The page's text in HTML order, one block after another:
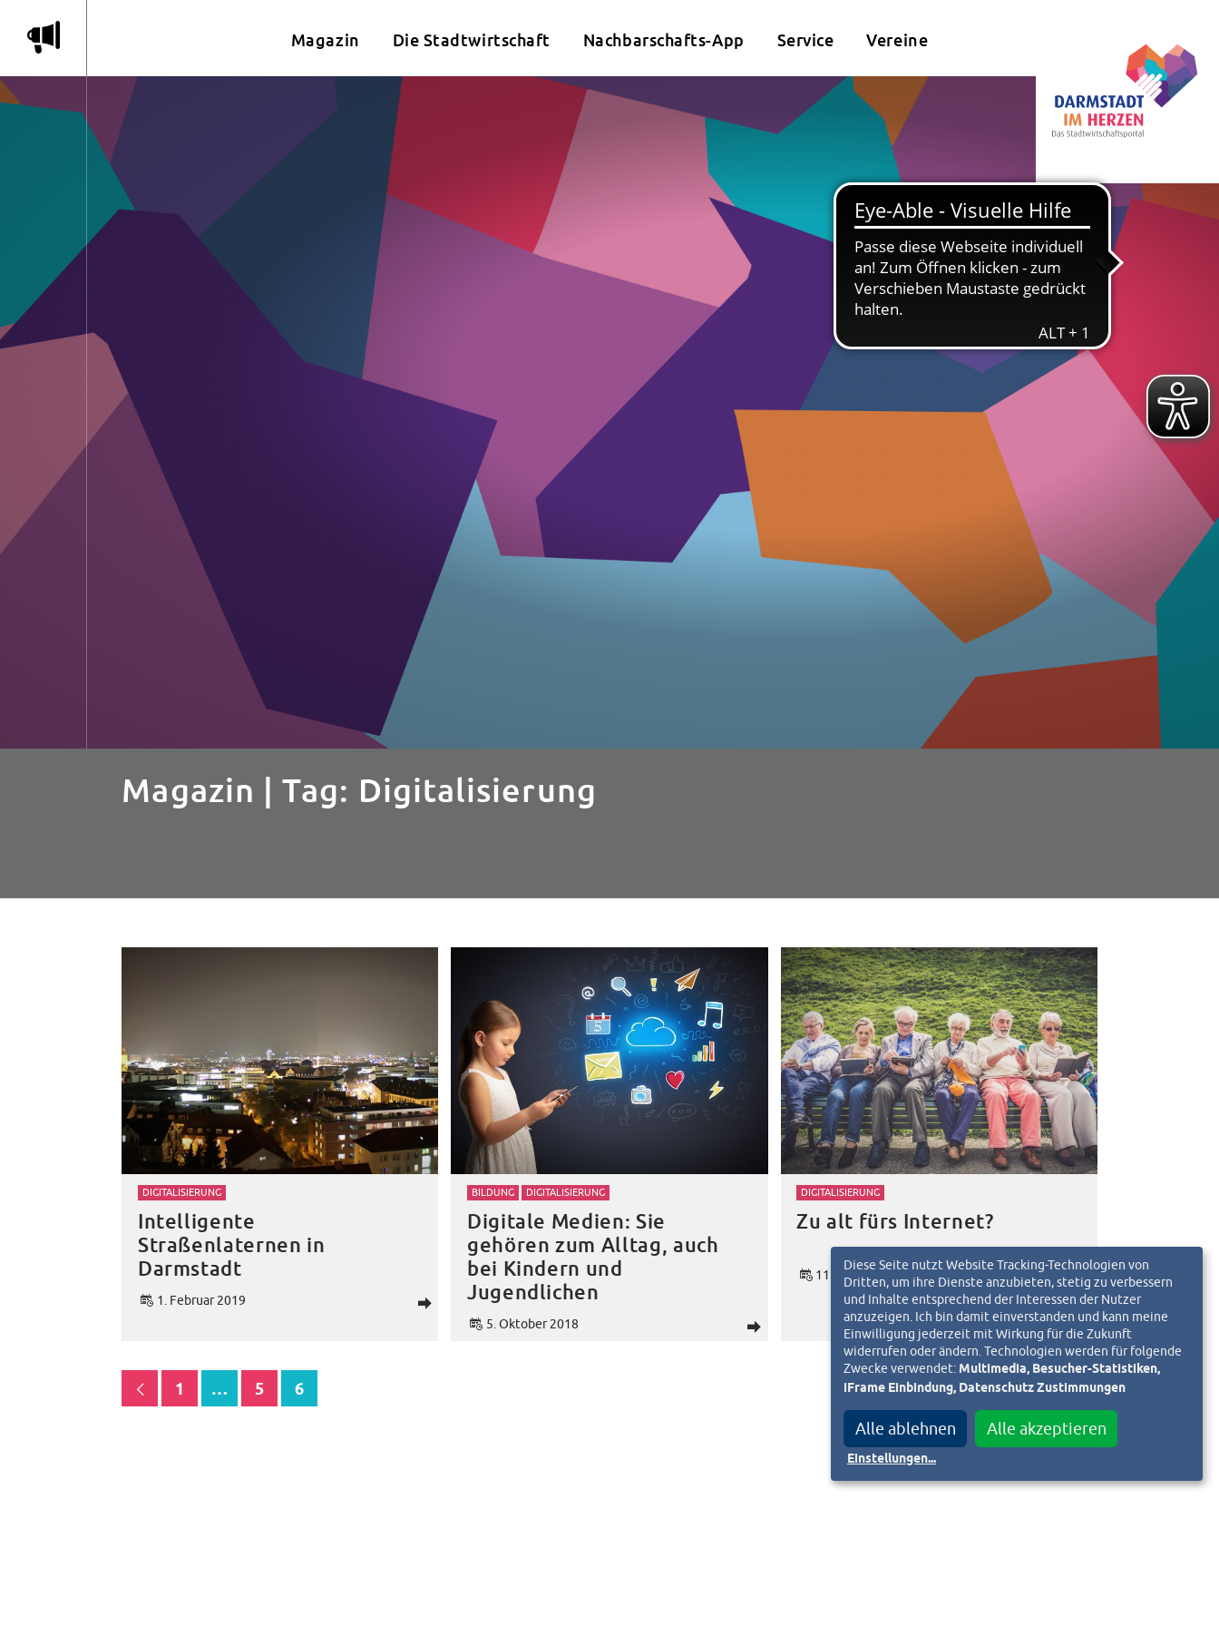
m Magazin Die Stadtwirtschaft Nachbarschafts-App Service Vereine
Magazin | Tag: Digitalisierung
d
1. Februar 2019
DIGITALISIERUNG
Intelligente
Straßenlaternen in
Darmstadt
d
5. Oktober 2018
BILDUNG DIGITALISIERUNG
Digitale Medien: Sie
gehören zum Alltag, auch
bei Kindern und
Jugendlichen
d
11. Mai 2018
DIGITALISIERUNG
Zu alt fürs Internet?
< 1 … 5 6
Diese Seite nutzt Website Tracking-Technologien von
Dritten, um ihre Dienste anzubieten, stetig zu verbessern
und Inhalte entsprechend der Interessen der Nutzer
anzuzeigen. Ich bin damit einverstanden und kann meine
Einwilligung jederzeit mit Wirkung für die Zukunft
widerrufen oder ändern. Technologien werden für folgende
Zwecke verwendet:Multimedia, Besucher-Statistiken,
iFrame Einbindung, Datenschutz Zustimmungen
Alle ablehnen Alle akzeptieren
Einstellungen...